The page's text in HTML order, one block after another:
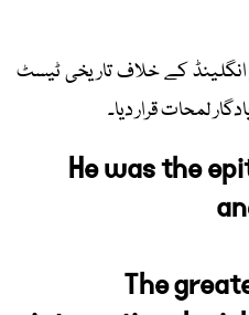
انگلینڈ کے خلاف تاریخی ٹیسٹ
لمحات قرار دیا۔
He was the
The